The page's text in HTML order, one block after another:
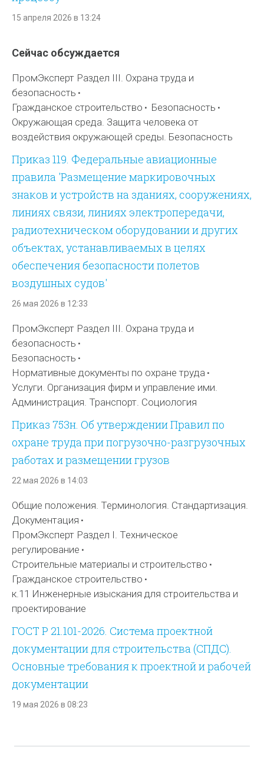
15 апреля 2026 в 13:24
Сейчас обсуждается
ПромЭксперт Раздел III. Охрана труда и
безопасность
Гражданское строительство
Безопасность
Окружающая среда. Защита человека от
воздействия окружающей среды. Безопасность
Приказ 119. Федеральные авиационные
правила 'Размещение маркировочных
знаков и устройств на зданиях, сооружениях,
линиях связи, линиях электропередачи,
радиотехническом оборудовании и других
объектах, устанавливаемых в целях
обеспечения безопасности полетов
воздушных судов'
26 мая 2026 в 12:33
ПромЭксперт Раздел III. Охрана труда и
безопасность
Безопасность
Нормативные документы по охране труда
Услуги. Организация фирм и управление ими.
Администрация. Транспорт. Социология
Приказ 753н. Об утверждении Правил по
охране труда при погрузочно-разгрузочных
работах и размещении грузов
22 мая 2026 в 14:03
Общие положения. Терминология. Стандартизация.
Документация
ПромЭксперт Раздел I. Техническое
регулирование
Строительные материалы и строительство
Гражданское строительство
к.11 Инженерные изыскания для строительства и
проектирование
ГОСТ Р 21.101-2026. Система проектной
документации для строительства (СПДС).
Основные требования к проектной и рабочей
документации
19 мая 2026 в 08:23